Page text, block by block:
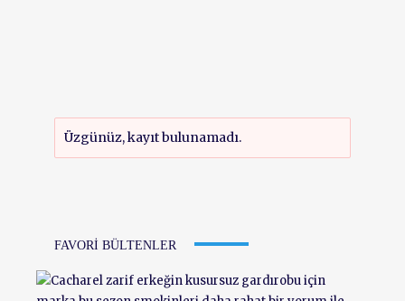
Üzgünüz, kayıt bulunamadı.
FAVORI BÜLTENLER